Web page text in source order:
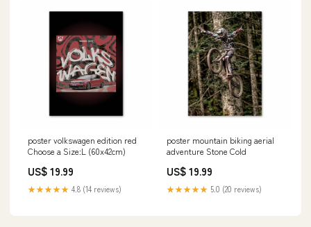
poster volkswagen edition red
Choose a Size:L (60x42cm)
US$ 19.99
★★★★★ 4.8 (14 reviews)
poster mountain biking aerial
adventure Stone Cold
US$ 19.99
★★★★★ 5.0 (20 reviews)